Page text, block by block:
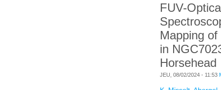
FUV-
Mapping
in
Horsehead
JEU, 08/02/2024 - 11:53